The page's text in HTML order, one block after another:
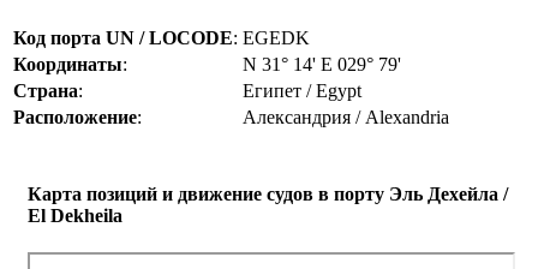
Код порта UN / LOCODE: EGEDK
Координаты:
N 31° 14' E 029° 79'
Страна:
Египет / Egypt
Расположение: Александрия / Alexandria
Карта позиций и движение судов в порту Эль Дeхейла /
El Dekheila